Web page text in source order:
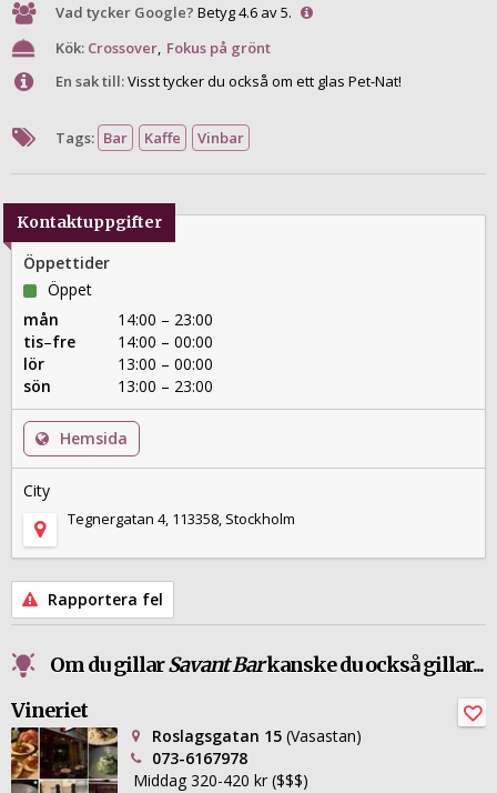
Vad tycker Google? Betyg 4.6 av 5.
Kök: Crossover, Fokus på grönt
En sak till:Visst tycker du också om ett glas Pet-Nat!
Tags: Bar Kaffe Vinbar
Kontaktuppgifter
Öppettider
Öppet
mån
14:00 – 23:00
tis–fre
14:00 – 00:00
lör
13:00 – 00:00
sön
13:00 – 23:00
Hemsida
City
Tegnergatan 4, 113358, Stockholm
Rapportera fel
Om du gillarSavant Barkanske du också gillar...
Vineriet
Roslagsgatan 15 (Vasastan)
073-6167978
Middag 320-420 kr ($$$)